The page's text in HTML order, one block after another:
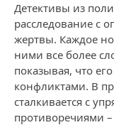
Детективы из
расследование с
жертвы. Каждое
ними все более
показывая, что
конфликтами. В
сталкивается с
противоречиями